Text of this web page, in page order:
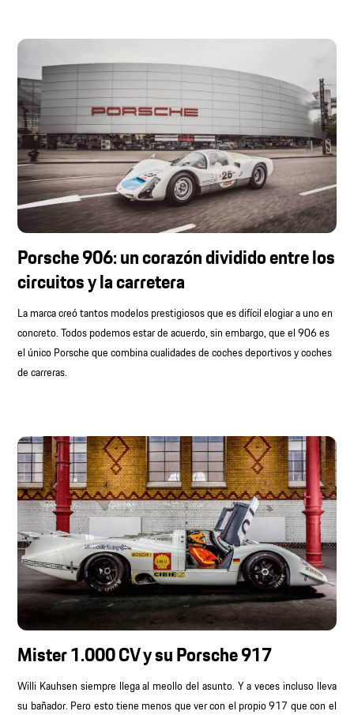
Porsche 906: un corazón dividido entre los
circuitos y la carretera
La marca creó tantos modelos prestigiosos que es difícil elogiar a uno en
concreto. Todos podemos estar de acuerdo, sin embargo, que el 906 es
el único Porsche que combina cualidades de coches deportivos y coches
de carreras.
Mister 1.000 CV y su Porsche 917
Willi Kauhsen siempre llega al meollo del asunto. Y a veces incluso lleva
su bañador. Pero esto tiene menos que ver con el propio 917 que con el